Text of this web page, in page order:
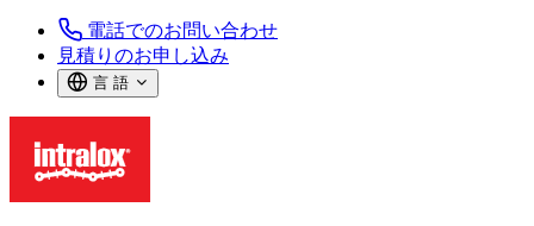
電話でのお問い合わせ
見積りのお申し込み
言 語